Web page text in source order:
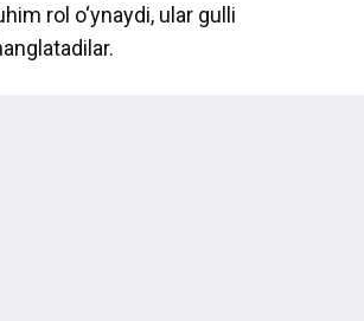
rol o‘ynaydi, ular gulli